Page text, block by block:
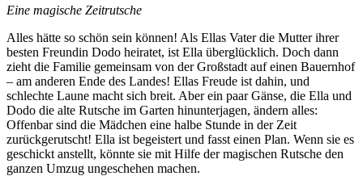
Eine magische Zeitrutsche
Alles hätte so schön sein können! Als Ellas Vater die Mutter ihrer
besten Freundin Dodo heiratet, ist Ella überglücklich. Doch dann
zieht die Familie gemeinsam von der Großstadt auf einen Bauernhof
– am anderen Ende des Landes! Ellas Freude ist dahin, und
schlechte Laune macht sich breit. Aber ein paar Gänse, die Ella und
Dodo die alte Rutsche im Garten hinunterjagen, ändern alles:
Offenbar sind die Mädchen eine halbe Stunde in der Zeit
zurückgerutscht! Ella ist begeistert und fasst einen Plan. Wenn sie es
geschickt anstellt, könnte sie mit Hilfe der magischen Rutsche den
ganzen Umzug ungeschehen machen.